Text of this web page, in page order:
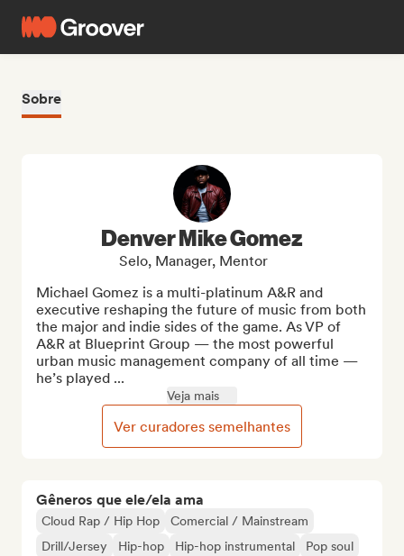
Sobre
Gêneros que ele/ela ama
Cloud Rap / Hip Hop
Comercial / Mainstream
Drill/Jersey
Hip-hop Hip-hop instrumental
Pop soul
Denver Mike Gomez
Selo, Manager, Mentor
Michael Gomez is a multi-platinum A&R and
executive reshaping the future of music from both
the major and indie sides of the game. As VP of
A&R at Blueprint Group — the most powerful
urban music management company of all time —
he’s played ...
Veja mais
Ver curadores semelhantes